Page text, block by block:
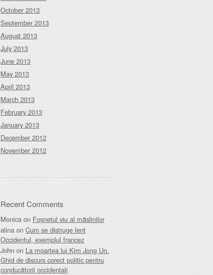
October 2013
September 2013
August 2013
July 2013
June 2013
May 2013
April 2013
March 2013
February 2013
January 2013
December 2012
November 2012
Recent Comments
Monica on Foșnetul viu al măslinilor
alina on Cum se distruge lent
Occidentul, exemplul francez
John on La moartea lui Kim Jong Un.
Ghid de discurs corect politic pentru
conducătorii occidentali